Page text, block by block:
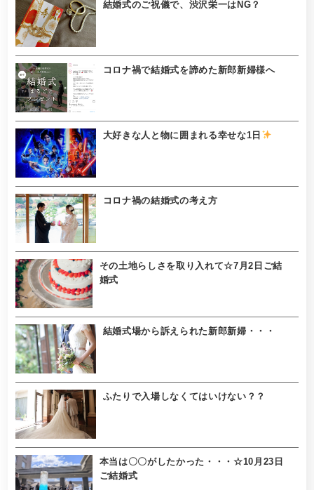
結婚式のご祝儀で、渋沢栄一はNG？
コロナ禍で結婚式を諦めた新郎新婦様へ
大好きな人と物に囲まれる幸せな1日
コロナ禍の結婚式の考え方
その土地らしさを取り入れて☆7月2日ご結
婚式
結婚式場から訴えられた新郎新婦・・・
ふたりで入場しなくてはいけない？？
本当は〇〇がしたかった・・・☆10月23日
ご結婚式